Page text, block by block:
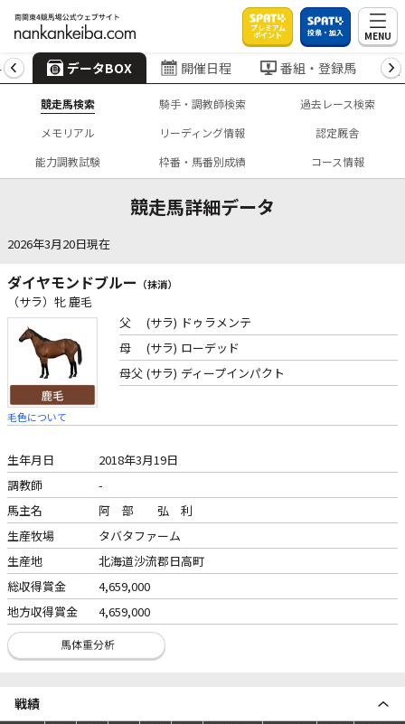
プレミアム
ポイント 投票・加入 MENU
データBOX 開催日程 番組・登録馬
競走馬検索 騎手・調教師検索
過去レース検索
メモリアル
リーディング情報
認定厩舎
能力調教試験
枠番・馬番別成績 コース情報
競走馬詳細データ
2026年3月20日現在
ダイヤモンドブルー （抹消）
（サラ）牝 鹿毛
毛色について
父 (サラ) ドゥラメンテ
母
(サラ) ローデッド
母父 (サラ) ディープインパクト
生年月日
2018年3月19日
調教師
-
馬主名
阿 部 弘 利
生産牧場
タバタファーム
生産地
北海道沙流郡日高町
総収得賞金
4,659,000
地方収得賞金
4,659,000
戦績